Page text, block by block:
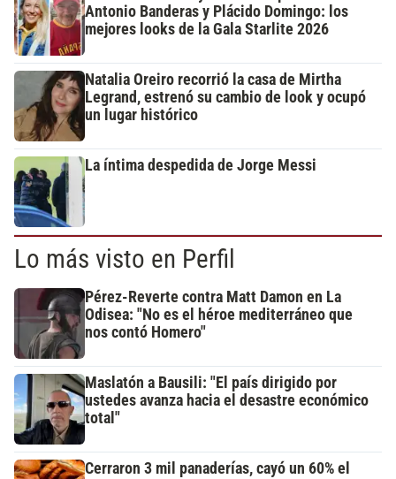
Antonio Banderas y Plácido Domingo: los
mejores looks de la Gala Starlite 2026
Natalia Oreiro recorrió la casa de Mirtha
Legrand, estrenó su cambio de look y ocupó
un lugar histórico
La íntima despedida de Jorge Messi
Lo más visto en Perfil
Pérez-Reverte contra Matt Damon en La
Odisea: "No es el héroe mediterráneo que
nos contó Homero"
Maslatón a Bausili: "El país dirigido por
ustedes avanza hacia el desastre económico
total"
Cerraron 3 mil panaderías, cayó un 60% el